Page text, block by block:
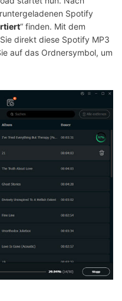
Spotify
“ finden. Mit dem
direkt diese Spotify MP3
auf das Ordnersymbol, um